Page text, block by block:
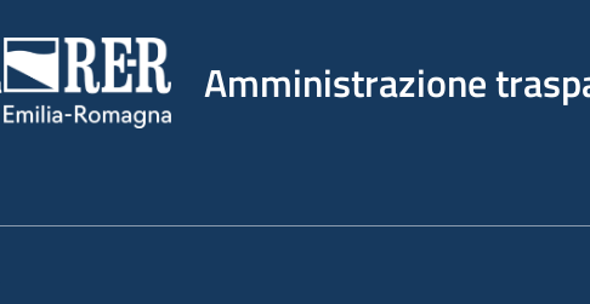
Amministrazione